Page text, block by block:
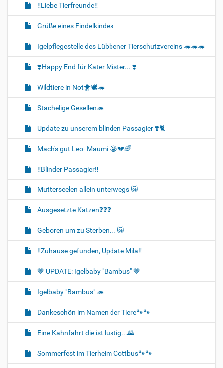
‼️Liebe Tierfreunde‼️
Grüße eines Findelkindes
Igelpflegestelle des Lübbener Tierschutzvereins 🦔🦔🦔
❣️Happy End für Kater Mister... ❣️
Wildtiere in Not🐥🕊️🦔
Stachelige Gesellen🦔
Update zu unserem blinden Passagier ❣️🐈
Mach's gut Leo- Maumi 😭💔🌈
‼️Blinder Passagier‼️
Mutterseelen allein unterwegs 😿
Ausgesetzte Katzen❓❓❓
Geboren um zu Sterben... 😿
‼️Zuhause gefunden, Update Mila‼️
🤎 UPDATE: Igelbaby "Bambus" 🤎
Igelbaby "Bambus" 🦔
Dankeschön im Namen der Tiere🐾🐾
Eine Kahnfahrt die ist lustig...🌄
Sommerfest im Tierheim Cottbus🐾🐾